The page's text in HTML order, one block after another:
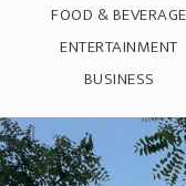
FOOD & BEVERAGE
ENTERTAINMENT
BUSINESS